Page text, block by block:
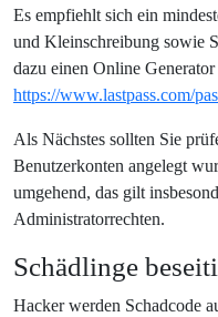
Es empfiehlt sich ein
und Kleinschreibung sowie
dazu einen Online
https://www.lastpass.com/
Als Nächstes sollten Sie
Benutzerkonten angelegt
umgehend, das gilt
Administratorrechten.
Schädlinge
Hacker werden Schadcode